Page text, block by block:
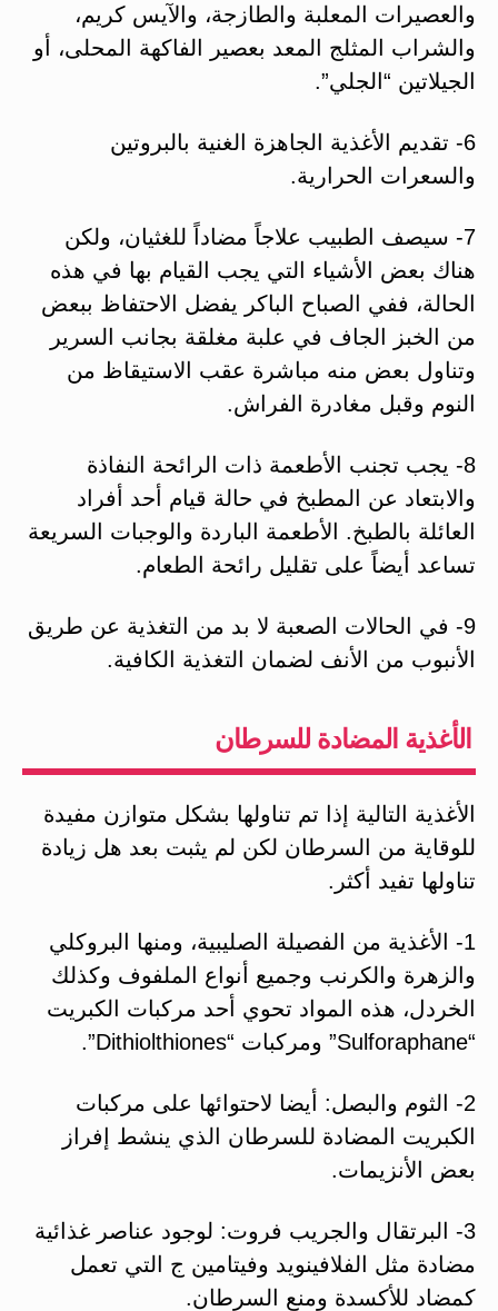
والعصيرات المعلبة والطازجة، والآيس كريم،
والشراب المثلج المعد بعصير الفاكهة المحلى، أو
الجيلاتين “الجلي”.
6- تقديم الأغذية الجاهزة الغنية بالبروتين
والسعرات الحرارية.
7- سيصف الطبيب علاجاً مضاداً للغثيان، ولكن
هناك بعض الأشياء التي يجب القيام بها في هذه
الحالة، ففي الصباح الباكر يفضل الاحتفاظ ببعض
من الخبز الجاف في علبة مغلقة بجانب السرير
وتناول بعض منه مباشرة عقب الاستيقاظ من
النوم وقبل مغادرة الفراش.
8- يجب تجنب الأطعمة ذات الرائحة النفاذة
والابتعاد عن المطبخ في حالة قيام أحد أفراد
العائلة بالطبخ. الأطعمة الباردة والوجبات السريعة
تساعد أيضاً على تقليل رائحة الطعام.
9- في الحالات الصعبة لا بد من التغذية عن طريق
الأنبوب من الأنف لضمان التغذية الكافية.
الأغذية المضادة للسرطان
الأغذية التالية إذا تم تناولها بشكل متوازن مفيدة
للوقاية من السرطان لكن لم يثبت بعد هل زيادة
تناولها تفيد أكثر.
1- الأغذية من الفصيلة الصليبية، ومنها البروكلي
والزهرة والكرنب وجميع أنواع الملفوف وكذلك
الخردل، هذه المواد تحوي أحد مركبات الكبريت
“Sulforaphane” ومركبات “Dithiolthiones”.
2- الثوم والبصل: أيضا لاحتوائها على مركبات
الكبريت المضادة للسرطان الذي ينشط إفراز
بعض الأنزيمات.
3- البرتقال والجريب فروت: لوجود عناصر غذائية
مضادة مثل الفلافينويد وفيتامين ج التي تعمل
كمضاد للأكسدة ومنع السرطان.